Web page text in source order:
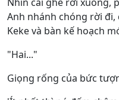
Anh nhánh chóng rời đi,
Keke và bàn kế hoạch
"Hai..."
Giọng rống của bức